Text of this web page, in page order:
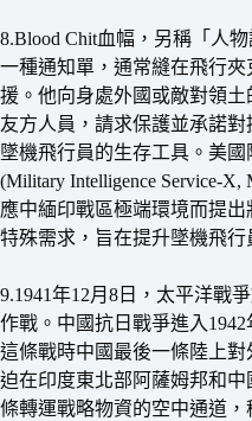
8.Blood Chit血幅，另稱「人
一種通知單，通常縫在飛行
援。他向身處外國或敵對領
友方人員，請求保護並承諾
墜機飛行員的生存工具。美
(Military Intelligence Service-X,
應中緬印戰區極端環境而提
特殊需求，旨在提升墜機飛行
9.1941年12月8日，太平洋戰
作戰。中國抗日戰爭進入
這條戰時中國最後一條陸上
迫在印度東北部阿薩姆邦和中
條轉運戰略物資的空中通道，